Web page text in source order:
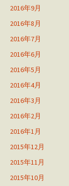
2016年9月
2016年8月
2016年7月
2016年6月
2016年5月
2016年4月
2016年3月
2016年2月
2016年1月
2015年12月
2015年11月
2015年10月